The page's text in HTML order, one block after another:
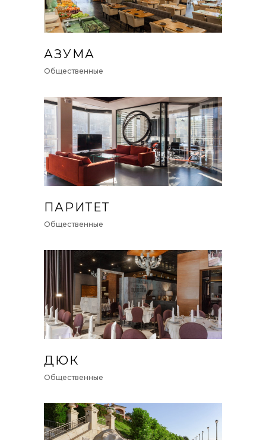
АЗУМА
Общественные
ПАРИТЕТ
Общественные
ДЮК
Общественные